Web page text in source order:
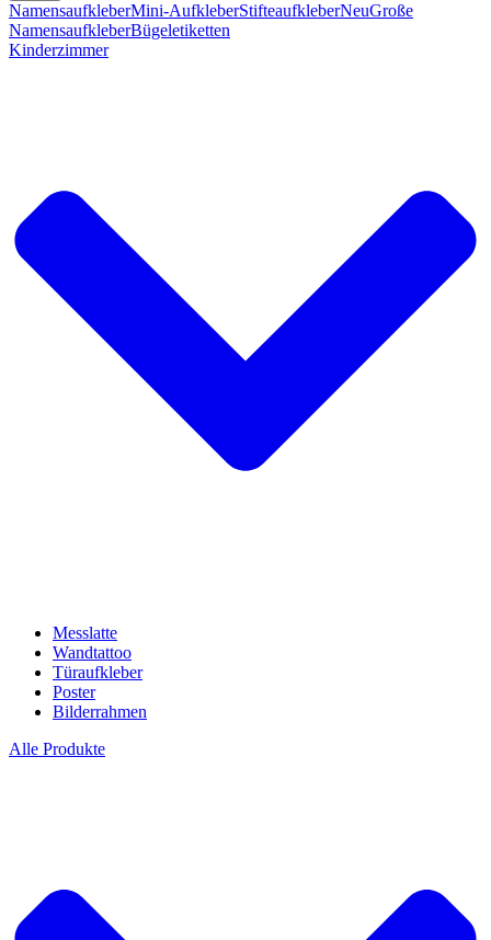
NamensaufkleberMini-AufkleberStifteaufkleberNeuGroße
NamensaufkleberBügeletiketten
Kinderzimmer
Messlatte
Wandtattoo
Türaufkleber
Poster
Bilderrahmen
Alle Produkte